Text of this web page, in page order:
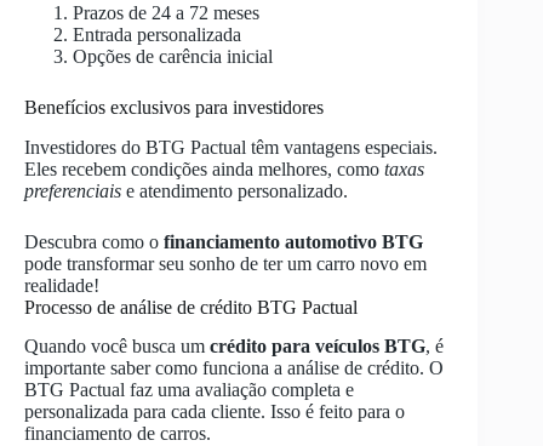
Prazos de 24 a 72 meses
Entrada personalizada
Opções de carência inicial
Benefícios exclusivos para investidores
Investidores do BTG Pactual têm vantagens especiais.
Eles recebem condições ainda melhores, como taxas
preferenciais e atendimento personalizado.
Descubra como o financiamento automotivo BTG
pode transformar seu sonho de ter um carro novo em
realidade!
Processo de análise de crédito BTG Pactual
Quando você busca um crédito para veículos BTG, é
importante saber como funciona a análise de crédito. O
BTG Pactual faz uma avaliação completa e
personalizada para cada cliente. Isso é feito para o
financiamento de carros.